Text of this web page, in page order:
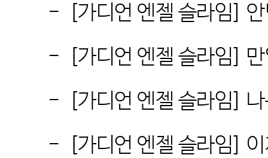
-
가디언 엔젤 슬라임
-
가디언 엔젤 슬라임
-
가디언 엔젤 슬라임
-
가디언 엔젤 슬라임